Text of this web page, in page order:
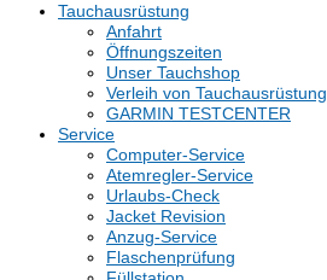
Tauchausrüstung
Anfahrt
Öffnungszeiten
Unser Tauchshop
Verleih von Tauchausrüstung
GARMIN TESTCENTER
Service
Computer-Service
Atemregler-Service
Urlaubs-Check
Jacket Revision
Anzug-Service
Flaschenprüfung